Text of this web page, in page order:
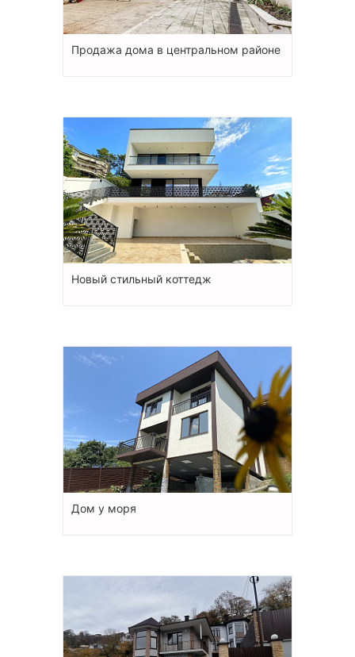
Продажа дома в центральном районе
Новый стильный коттедж
Дом у моря